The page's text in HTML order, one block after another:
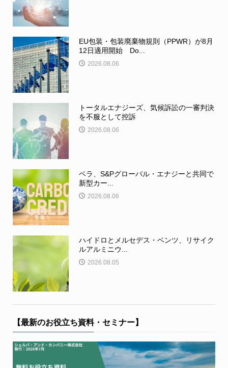
EU包装・包装廃棄物規則（PPWR）が8月
12日適用開始 Do...
2026.08.06
トータルエナジーズ、気候訴訟の一審判決
を不服として控訴
2026.08.06
ベラ、S&Pグローバル・エナジーと共同で
新型カー...
2026.08.06
ハイドロとメルセデス・ベンツ、リサイク
ルアルミニウ...
2026.08.05
【最新のお役立ち資料・セミナー】